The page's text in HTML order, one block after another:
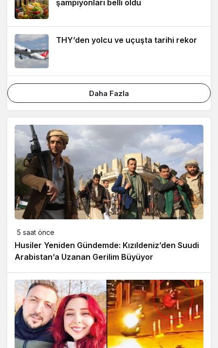
şampiyonları belli oldu
THY’den yolcu ve uçuşta tarihi rekor
Daha Fazla
5 saat önce
Husiler Yeniden Gündemde: Kızıldeniz’den Suudi
Arabistan’a Uzanan Gerilim Büyüyor